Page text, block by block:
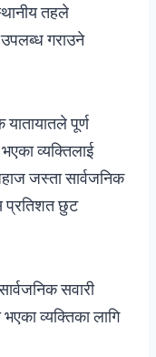
तहले
गराउने
पूर्ण
व्यक्तिलाई
जस्ता सार्वजनिक
प्रतिशत छुट
सवारी
व्यक्तिका लागि